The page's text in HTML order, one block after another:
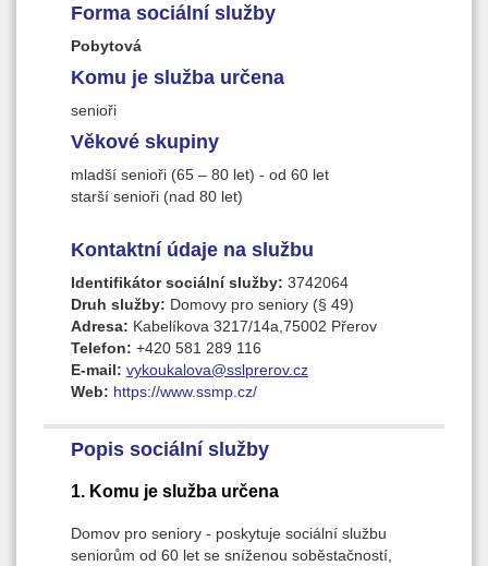
Forma sociální služby
Pobytová
Komu je služba určena
senioři
Věkové skupiny
mladší senioři (65 – 80 let) - od 60 let
starší senioři (nad 80 let)
Kontaktní údaje na službu
Identifikátor sociální služby: 3742064
Druh služby: Domovy pro seniory (§ 49)
Adresa: Kabelíkova 3217/14a,75002 Přerov
Telefon: +420 581 289 116
E-mail: vykoukalova@sslprerov.cz
Web: https://www.ssmp.cz/
Popis sociální služby
1. Komu je služba určena
Domov pro seniory - poskytuje sociální službu
seniorům od 60 let se sníženou soběstačností,